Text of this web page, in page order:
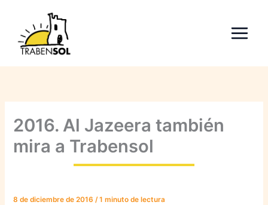
contenido
2016. Al Jazeera también
mira a Trabensol
8 de diciembre de 2016 /1 minuto de lectura